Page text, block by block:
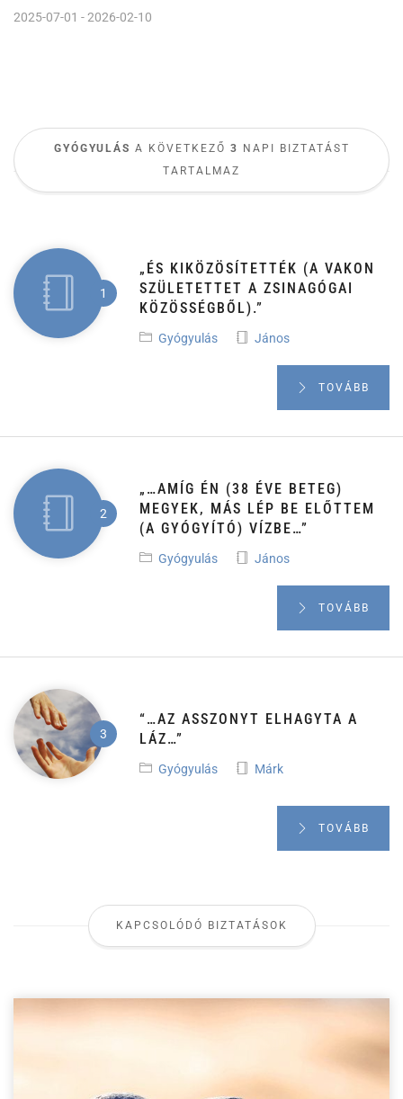
2025-07-01 - 2026-02-10
GYÓGYULÁS A KÖVETKEZŐ 3
NAPI BIZTATÁST
TARTALMAZ
„ÉS KIKÖZÖSÍTETTÉK (A VAKON
SZÜLETETTET A ZSINAGÓGAI
KÖZÖSSÉGBŐL).”
Gyógyulás János
TOVÁBB
„…AMÍG ÉN (38 ÉVE BETEG)
MEGYEK, MÁS LÉP BE ELŐTTEM
(A GYÓGYÍTÓ) VÍZBE…”
Gyógyulás János
TOVÁBB
“…AZ ASSZONYT ELHAGYTA A
LÁZ…”
Gyógyulás Márk
TOVÁBB
KAPCSOLÓDÓ BIZTATÁSOK